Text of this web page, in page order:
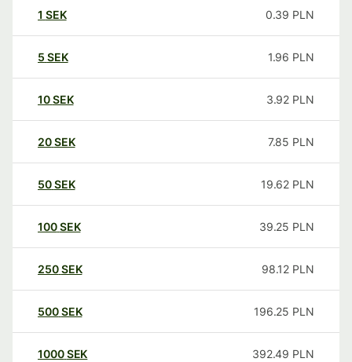
1 SEK 0.39 PLN
5 SEK 1.96 PLN
10SEK 3.92 PLN
20SEK 7.85 PLN
50SEK 19.62 PLN
100SEK 39.25 PLN
250SEK 98.12 PLN
500SEK 196.25 PLN
1000SEK 392.49 PLN